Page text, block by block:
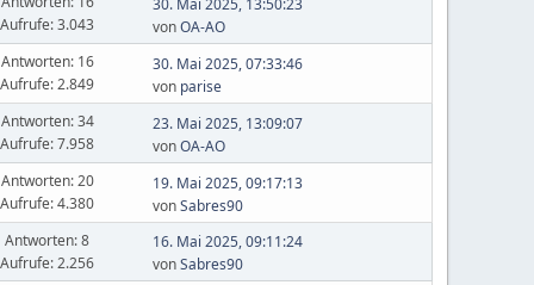
Aufrufe: 3.043
vonOA-AO
Antworten: 16
Aufrufe: 2.849
30. Mai 2025, 07:33:46
von parise
Antworten: 34
Aufrufe: 7.958
23. Mai 2025, 13:09:07
vonOA-AO
Antworten: 20
Aufrufe: 4.380
19. Mai 2025, 09:17:13
vonSabres90
Antworten: 8
Aufrufe: 2.256
16. Mai 2025, 09:11:24
vonSabres90